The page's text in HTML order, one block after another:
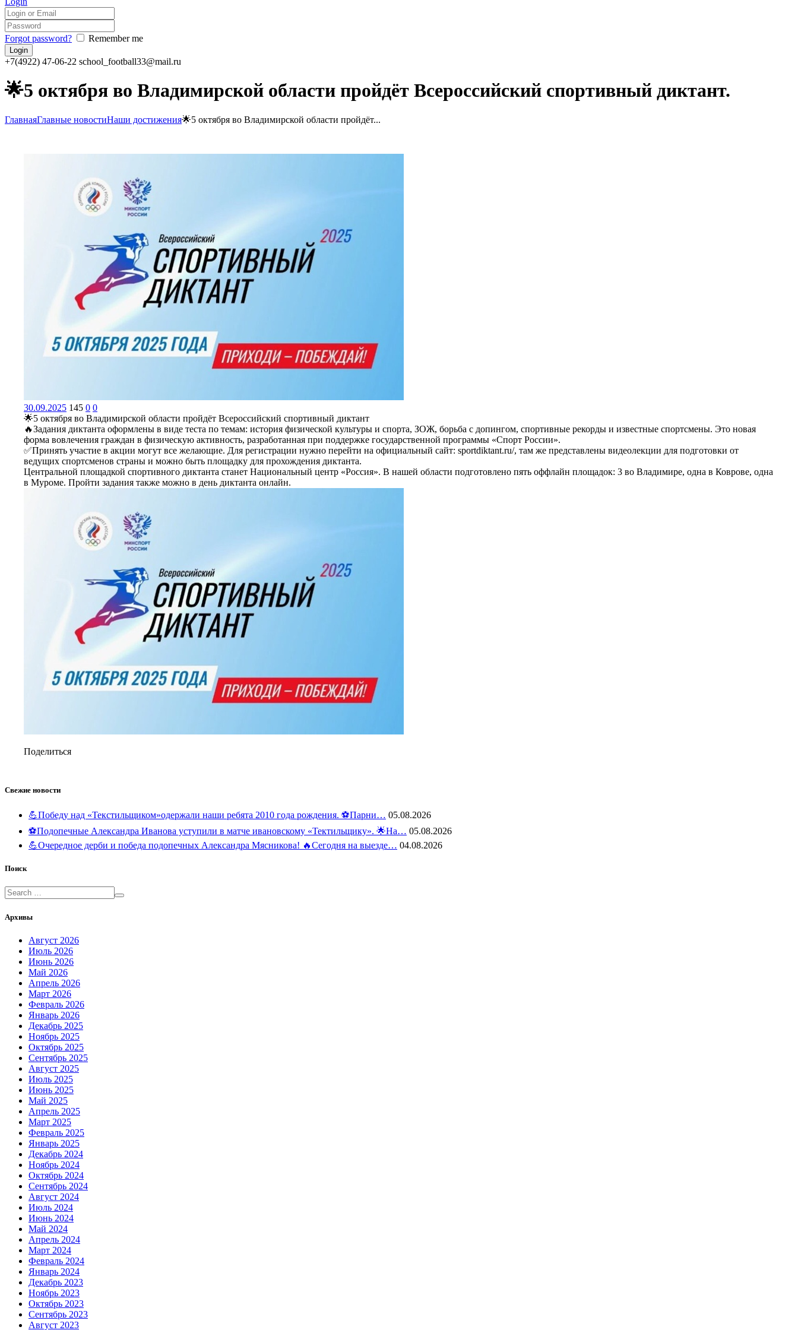
Forgot password? Remember me
+7(4922) 47-06-22 school_football33@mail.ru
🌟5 октября во Владимирской области пройдёт Всероссийский спортивный диктант.
ГлавнаяГлавные новостиНаши достижения🌟5 октября во Владимирской области пройдёт...
30.09.2025 145 0 0
🌟5 октября во Владимирской области пройдёт Всероссийский спортивный диктант
🔥Задания диктанта оформлены в виде теста по темам: история физической культуры и спорта, ЗОЖ, борьба с допингом, спортивные рекорды и известные спортсмены. Это новая
форма вовлечения граждан в физическую активность, разработанная при поддержке государственной программы «Спорт России».
✅Принять участие в акции могут все желающие. Для регистрации нужно перейти на официальный сайт: sportdiktant.ru/, там же представлены видеолекции для подготовки от
ведущих спортсменов страны и можно быть площадку для прохождения диктанта.
Центральной площадкой спортивного диктанта станет Национальный центр «Россия». В нашей области подготовлено пять оффлайн площадок: 3 во Владимире, одна в Коврове, одна
в Муроме. Пройти задания также можно в день диктанта онлайн.
Поделиться
Свежие новости
💪Победу над «Текстильщиком»одержали наши ребята 2010 года рождения. ⚽️Парни… 05.08.2026
⚽️Подопечные Александра Иванова уступили в матче ивановскому «Тектильщику». 🌟На… 05.08.2026
💪Очередное дерби и победа подопечных Александра Мясникова! 🔥Сегодня на выезде… 04.08.2026
Поиск
Архивы
Август 2026
Июль 2026
Июнь 2026
Май 2026
Апрель 2026
Март 2026
Февраль 2026
Январь 2026
Декабрь 2025
Ноябрь 2025
Октябрь 2025
Сентябрь 2025
Август 2025
Июль 2025
Июнь 2025
Май 2025
Апрель 2025
Март 2025
Февраль 2025
Январь 2025
Декабрь 2024
Ноябрь 2024
Октябрь 2024
Сентябрь 2024
Август 2024
Июль 2024
Июнь 2024
Май 2024
Апрель 2024
Март 2024
Февраль 2024
Январь 2024
Декабрь 2023
Ноябрь 2023
Октябрь 2023
Сентябрь 2023
Август 2023